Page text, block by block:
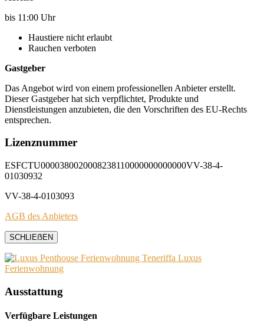
bis 11:00 Uhr
Haustiere nicht erlaubt
Rauchen verboten
Gastgeber
Das Angebot wird von einem professionellen Anbieter erstellt.
Dieser Gastgeber hat sich verpflichtet, Produkte und
Dienstleistungen anzubieten, die den Vorschriften des EU-Rechts
entsprechen.
Lizenznummer
ESFCTU0000380020008238110000000000000VV-38-4-
01030932
VV-38-4-0103093
AGB des Anbieters
SCHLIEẞEN
Ausstattung
Verfügbare Leistungen